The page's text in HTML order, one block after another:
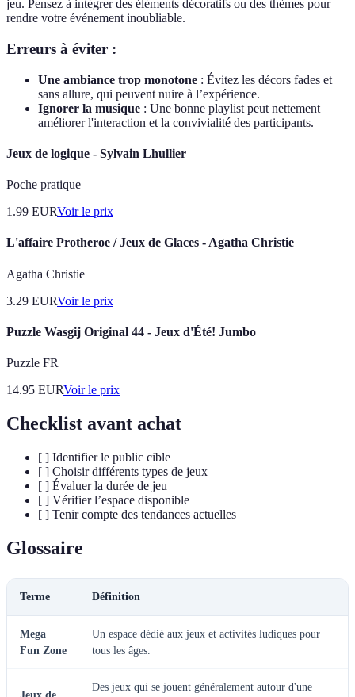
jeu. Pensez à intégrer des éléments décoratifs ou des thèmes pour
rendre votre événement inoubliable.
Erreurs à éviter :
Une ambiance trop monotone : Évitez les décors fades et
sans allure, qui peuvent nuire à l’expérience.
Ignorer la musique : Une bonne playlist peut nettement
améliorer l'interaction et la convivialité des participants.
Jeux de logique - Sylvain Lhullier
Poche pratique
1.99 EURVoir le prix
L'affaire Protheroe / Jeux de Glaces - Agatha Christie
Agatha Christie
3.29 EURVoir le prix
Puzzle Wasgij Original 44 - Jeux d'Été! Jumbo
Puzzle FR
14.95 EURVoir le prix
Checklist avant achat
[ ] Identifier le public cible
[ ] Choisir différents types de jeux
[ ] Évaluer la durée de jeu
[ ] Vérifier l’espace disponible
[ ] Tenir compte des tendances actuelles
Glossaire
Terme Définition
Mega
Fun Zone
Un espace dédié aux jeux et activités ludiques pour
tous les âges.
Des jeux qui se jouent généralement autour d'une